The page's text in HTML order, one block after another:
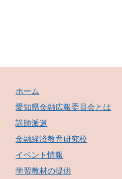
ホーム
愛知県金融広報委員会とは
講師派遣
金融経済教育研究校
イベント情報
学習教材の提供